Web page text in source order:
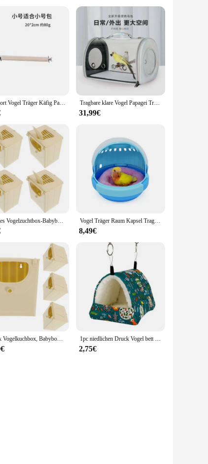
vendor purchases, making them an excellent
addition to any family's travel gear. With the reise
Transport Vogel Träger Käfig Papagei Rucksack Tasche für Vögel Outdoor Reisen Kleine Tiere Ratten Meerschweinchen Sittich Haustier Zubehör Tragbare klare Vogel Papagei Transport käfig atmungsaktive Vogel träger Reisetasche kleines Haustier Kaninchen Meers chweinchen Chinchilla Outdoor-Tasche
31,99€
4-teiliges Vogelzuchtbox-Babyboxen aus Kunststoff, Hüttenzubehör, Wellensittich-Hängehäuse zum Nesten auf Reisen Vogel Träger Raum Kapsel Tragbare Warme Papagei Ausflug Käfig Tiger Haut Baby Vogel Grübeln Vogel Warme Nest Kleine Vogel Nest neue
8,49€
4 Stück Vogelkuchbox, Babyboxen, hängende Haushütte für Vogelnest, Nistkoffer, Kunststoff, für Reisen, Schlüpfen 1pc niedlichen Druck Vogel bett Mini Käfig Kaninchen Eichhörnchen Matte Meers chweinchen Nest Hamster Haus Kleintier Schlaf bett Haustier hängen Käfig
2,75€